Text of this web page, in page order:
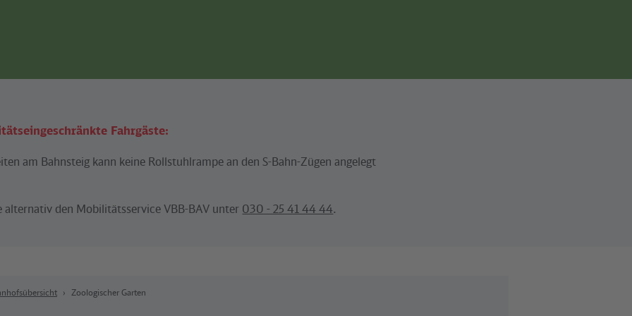
Fahrgäste:
am Bahnsteig kann keine Rollstuhlrampe an den S-Bahn-Zügen angelegt
alternativ den Mobilitätsservice VBB-BAV unter 030 - 25 41 44 44.
Zoologischer Garten